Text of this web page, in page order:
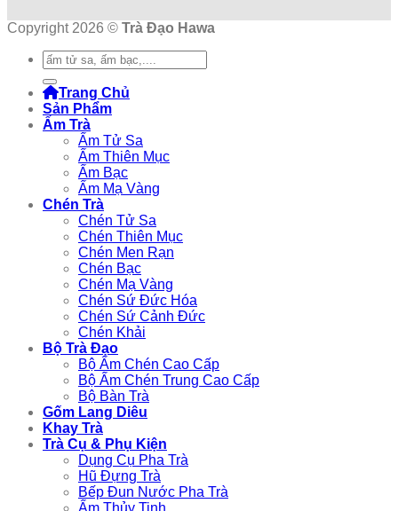
Copyright 2026 © Trà Đạo Hawa
Tìm
kiếm:
Trang Chủ
Sản Phẩm
Ấm Trà
Ấm Tử Sa
Ấm Thiên Mục
Ấm Bạc
Ấm Mạ Vàng
Chén Trà
Chén Tử Sa
Chén Thiên Mục
Chén Men Rạn
Chén Bạc
Chén Mạ Vàng
Chén Sứ Đức Hóa
Chén Sứ Cảnh Đức
Chén Khải
Bộ Trà Đạo
Bộ Ấm Chén Cao Cấp
Bộ Ấm Chén Trung Cao Cấp
Bộ Bàn Trà
Gốm Lang Diêu
Khay Trà
Trà Cụ & Phụ Kiện
Dụng Cụ Pha Trà
Hũ Đựng Trà
Bếp Đun Nước Pha Trà